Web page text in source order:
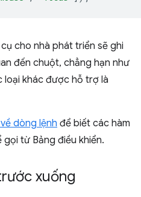
cho nhà phát triển sẽ ghi
đến chuột, chẳng hạn như
loại khác được hỗ trợ là
dòng lệnh để biết các hàm
từ Bảng điều khiển.
xuống